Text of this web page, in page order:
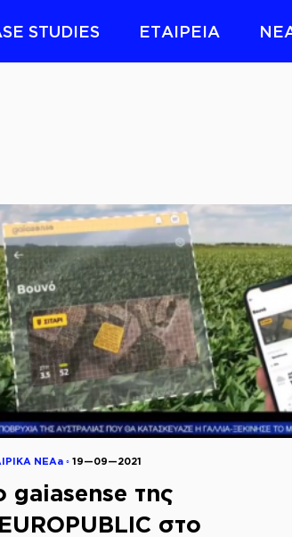
STUDIES ΕΤΑΙΡΕΙΑ
ΝΕΑa ◦ 19—09—2021
gaiasense της
στο